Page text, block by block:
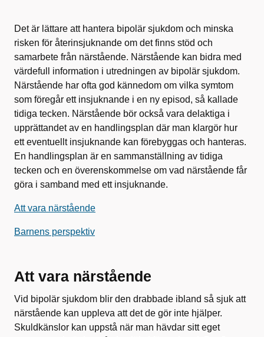
Det är lättare att hantera bipolär sjukdom och minska
risken för återinsjuknande om det finns stöd och
samarbete från närstående. Närstående kan bidra med
värdefull information i utredningen av bipolär sjukdom.
Närstående har ofta god kännedom om vilka symtom
som föregår ett insjuknande i en ny episod, så kallade
tidiga tecken. Närstående bör också vara delaktiga i
upprättandet av en handlingsplan där man klargör hur
ett eventuellt insjuknande kan förebyggas och hanteras.
En handlingsplan är en sammanställning av tidiga
tecken och en överenskommelse om vad närstående får
göra i samband med ett insjuknande.
Att vara närstående
Barnens perspektiv
Att vara närstående
Vid bipolär sjukdom blir den drabbade ibland så sjuk att
närstående kan uppleva att det de gör inte hjälper.
Skuldkänslor kan uppstå när man hävdar sitt eget